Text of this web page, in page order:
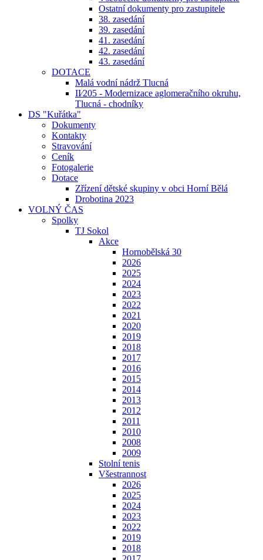
Ostatní dokumenty pro zastupitele
38. zasedání
39. zasedání
41. zasedání
42. zasedání
43. zasedání
DOTACE
Malá vodní nádrž Tlucná
II⁄205 - Modernizace aglomeračního okruhu,
Tlucná - chodníky
DS "Kuřátka"
Dokumenty
Kontakty
Stravování
Ceník
Fotogalerie
Dotace
Zřízení dětské skupiny v obci Horní Bělá
Drobotina 2023
VOLNÝ ČAS
Spolky
TJ Sokol
Akce
Hornobělská 30
2026
2025
2024
2023
2022
2021
2020
2019
2018
2017
2016
2015
2014
2013
2012
2011
2010
2008
2009
Stolní tenis
Všestrannost
2026
2025
2024
2023
2022
2019
2018